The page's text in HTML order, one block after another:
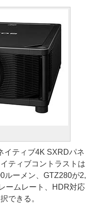
ティブ4K SXRDパネ
ティブコントラストは
ルーメン、GTZ280が2,
ームレート、HDR対応
できる。